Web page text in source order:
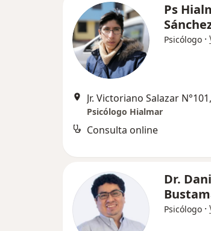
Ps
Psicólogo ·
Jr. Victoriano Salazar
Psicólogo Hialmar
Consulta online
Dr.
Psicólogo ·